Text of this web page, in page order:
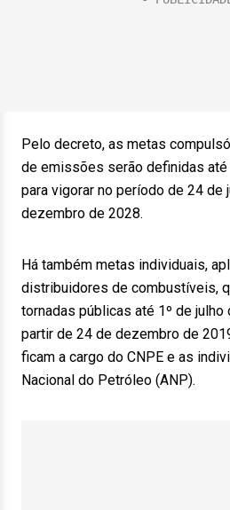
Pelo decreto, as metas
de emissões serão definidas até
para vigorar no período de 24 de
dezembro de 2028.
Há também metas individuais,
distribuidores de combustíveis,
tornadas públicas até 1º de julho
partir de 24 de dezembro de
ficam a cargo do CNPE e as
Nacional do Petróleo (ANP).